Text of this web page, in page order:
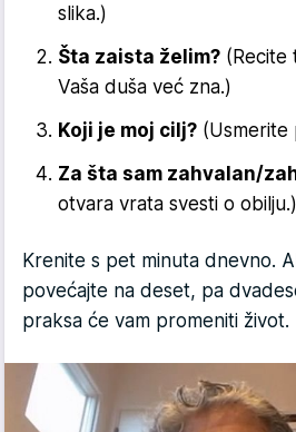
slika.)
Šta zaista želim? (Recite
Vaša duša već zna.)
Koji je moj cilj? (Usmerite
Za šta sam zahvalan/
otvara vrata svesti o obilju.)
Krenite s pet minuta dnevno.
povećajte na deset, pa
praksa će vam promeniti život.